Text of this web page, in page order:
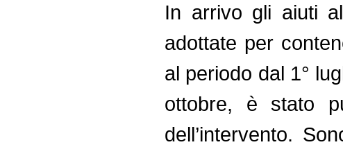
In arrivo gli aiuti
adottate per
al periodo dal 1°
ottobre, è stato
dell’intervento.